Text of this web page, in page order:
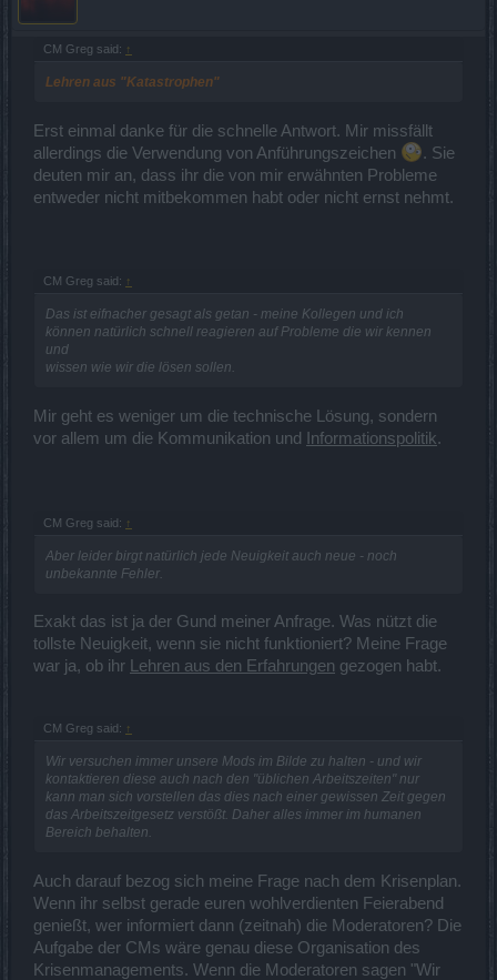
CM Greg said: ↑
Lehren aus "Katastrophen"
Erst einmal danke für die schnelle Antwort. Mir missfällt
allerdings die Verwendung von Anführungszeichen
. Sie
deuten mir an, dass ihr die von mir erwähnten Probleme
entweder nicht mitbekommen habt oder nicht ernst nehmt.
CM Greg said: ↑
Das ist eifnacher gesagt als getan - meine Kollegen und ich
können natürlich schnell reagieren auf Probleme die wir kennen
und
wissen wie wir die lösen sollen.
Mir geht es weniger um die technische Lösung, sondern
vor allem um die Kommunikation und
Informationspolitik.
CM Greg said: ↑
Aber leider birgt natürlich jede Neuigkeit auch neue - noch
unbekannte Fehler.
Exakt das ist ja der Gund meiner Anfrage. Was nützt die
tollste Neuigkeit, wenn sie nicht funktioniert? Meine Frage
war ja, ob ihr Lehren aus den Erfahrungen gezogen habt.
CM Greg said: ↑
Wir versuchen immer unsere Mods im Bilde zu halten - und wir
kontaktieren diese auch nach den "üblichen Arbeitszeiten" nur
kann man sich vorstellen das dies nach einer gewissen Zeit gegen
das Arbeitszeitgesetz verstößt. Daher alles immer im humanen
Bereich behalten.
Auch darauf bezog sich meine Frage nach dem Krisenplan.
Wenn ihr selbst gerade euren wohlverdienten Feierabend
genießt, wer informiert dann (zeitnah) die Moderatoren? Die
Aufgabe der CMs wäre genau diese Organisation des
Krisenmanagements. Wenn die Moderatoren sagen "Wir